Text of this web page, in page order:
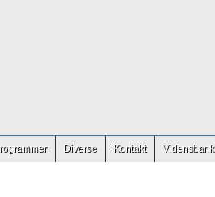
Diverse Kontakt Vidensbank